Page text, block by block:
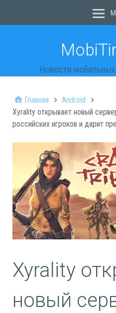
Новости
Главная
Android
Xyrality открывает новый
российских игроков и дарит
Xyrality
новый